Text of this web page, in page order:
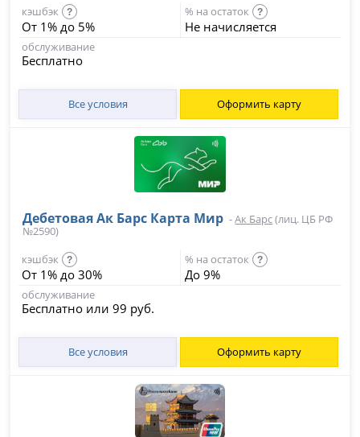
кэшбэк
?
От 1% до 5%
% на остаток ?
Не начисляется
обслуживание
Бесплатно
Все условия Оформить карту
Дебетовая Ак Барс Карта Мир -Ак Барс(лиц. ЦБ РФ
№2590)
кэшбэк
?
От 1% до 30%
% на остаток ?
До 9%
обслуживание
Бесплатно или 99 руб.
Все условия Оформить карту